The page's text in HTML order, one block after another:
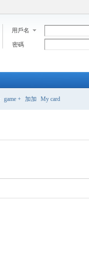
用戶名
密碼
game + 加加 My card